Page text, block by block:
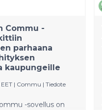
Commu -
parhaana
kaupungeille
| Commu | Tiedote
-sovellus on